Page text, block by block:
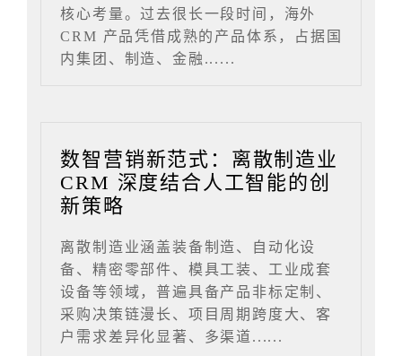
核心考量。过去很长一段时间，海外
CRM 产品凭借成熟的产品体系，占据国
内集团、制造、金融......
数智营销新范式：离散制造业
CRM 深度结合人工智能的创
新策略
离散制造业涵盖装备制造、自动化设
备、精密零部件、模具工装、工业成套
设备等领域，普遍具备产品非标定制、
采购决策链漫长、项目周期跨度大、客
户需求差异化显著、多渠道......